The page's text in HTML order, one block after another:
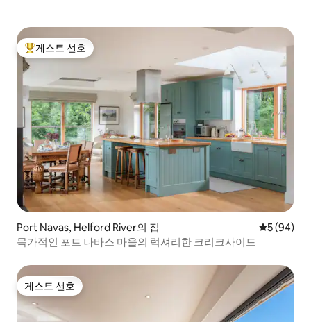
상위 게스트 선호
게스트 선호
Port Navas, Helford River의 집 평점 5점(5
5 (94)
목가적인 포트 나바스 마을의 럭셔리한 크리크사이드
게스트 선호
게스트 선호